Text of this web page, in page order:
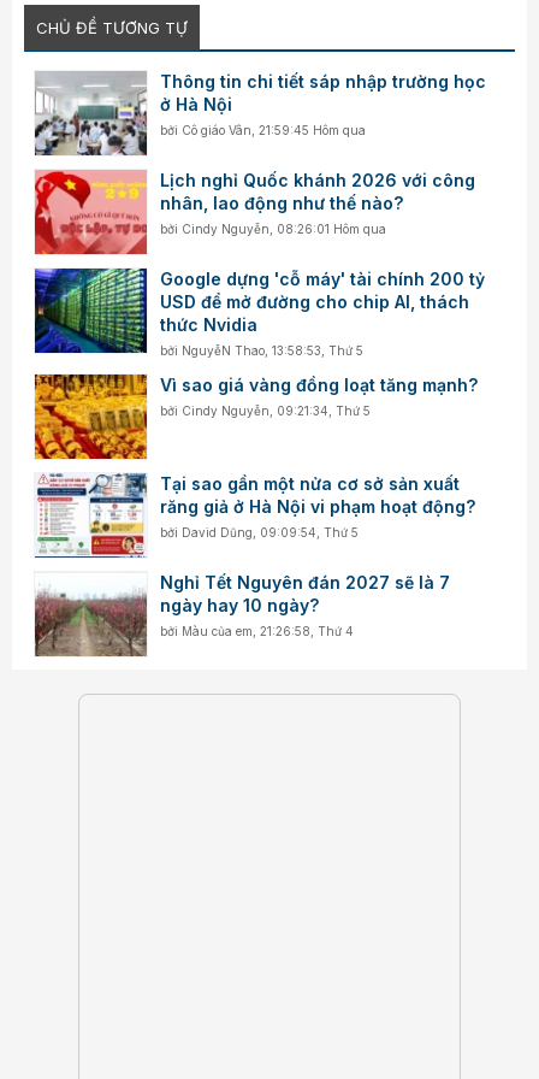
đổi 3 năm, 5 năm, thậm chí 10 hay 15 năm. Nhưng nếu ta không
bắt đầu bây giờ, thì chẳng bao giờ tới đích.
"Tôi nghĩ, điều quan trọng là tư duy chính sách phải dịch
chuyển từ “thu ngay” sang “huấn luyện dần”, từ “quản lý rủi
ro” sang “kiến tạo niềm tin”. Khi ấy, họ mới lớn lên, xã hội mới
lành mạnh, và thị trường mới vận hành đàng hoàng", TS
Thành nhìn nhận.
CHỦ ĐỀ TƯƠNG TỰ
Thông tin chi tiết sáp nhập trường học
ở Hà Nội
bởi Cô giáo Vân ,21:59:45 Hôm qua
Lịch nghỉ Quốc khánh 2026 với công
nhân, lao động như thế nào?
bởi Cindy Nguyễn 08:26:01 Hôm qua
Google dựng 'cỗ máy' tài chính 200 tỷ
USD để mở đường cho chip AI, thách
thức Nvidia
bởi NguyễN Thao ,13:58:53, Thứ 5
Vì sao giá vàng đồng loạt tăng mạnh?
bởi Cindy Nguyễn 09:21:34, Thứ 5
Tại sao gần một nửa cơ sở sản xuất
răng giả ở Hà Nội vi phạm hoạt động?
bởi David Dũng 09:09:54, Thứ 5
Nghỉ Tết Nguyên đán 2027 sẽ là 7
ngày hay 10 ngày?
bởi Màu của em ,21:26:58, Thứ 4